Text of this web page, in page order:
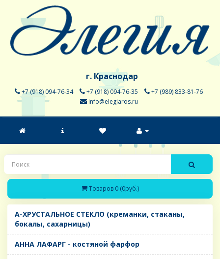
г. Краснодар
+7 (918) 094-76-34 +7 (918) 094-76-35
+7 (989) 833-81-76
info@elegiaros.ru
Товаров 0 (0руб.)
A-ХРУСТАЛЬНОЕ СТЕКЛО (креманки, стаканы,
бокалы, сахарницы)
AHHA ЛАФАРГ - костяной фарфор